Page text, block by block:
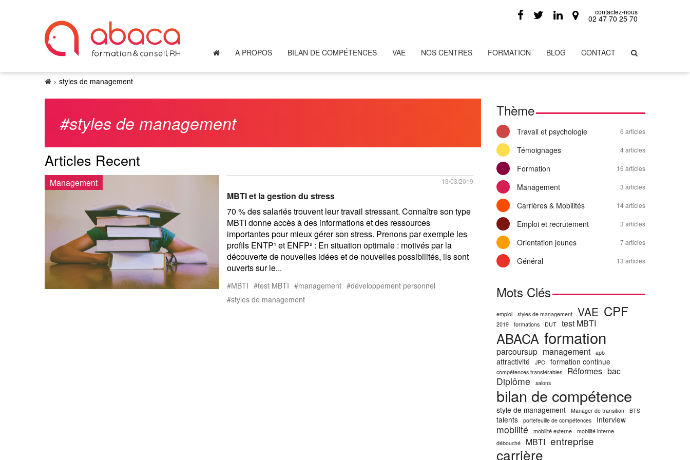
A PROPOS BILAN DE COMPÉTENCES VAE NOS CENTRES FORMATION BLOG CONTACT
contactez-nous
02 47 70 25 70
styles de management
#styles de management
Articles Recent
Management
MBTI et la gestion du stress
70 % des salariés trouvent leur travail stressant. Connaître son type
MBTI donne accès à des informations et des ressources
importantes pour mieux gérer son stress. Prenons par exemple les
profils ENTP¹ et ENFP² : En situation optimale : motivés par la
découverte de nouvelles idées et de nouvelles possibilités, ils sont
ouverts sur le...
MBTI test MBTI management
développement personnel
styles de management
13/03/2019
Thème
Travail et psychologie 6 articles
Témoignages 4 articles
Formation 16 articles
Management 3 articles
Carrières & Mobilités 14 articles
Emploi et recrutement 3 articles
Orientation jeunes 7 articles
Général 13 articles
Mots Clés
emploi styles de management VAE CPF
2019 formations DUT test MBTI
ABACA formation
parcoursup management apb
attractivité JPO formation continue
compétences transférables Réformes bac
Diplôme salons
bilan de compétence
style de management Manager de transition BTS
talents portefeuille de compétences Interview
mobilité mobilité externe
mobilité interne
débouché
MBTI entreprise
carrière